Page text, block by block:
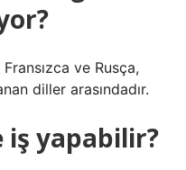
ve Rusça,
diller arasındadır.
iş yapabilir?